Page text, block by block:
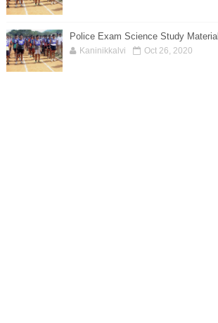
Police Exam Science Study
Kaninikkalvi Oct 26, 2020